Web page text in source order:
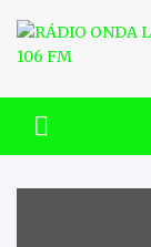
content
RÁDIO
FM